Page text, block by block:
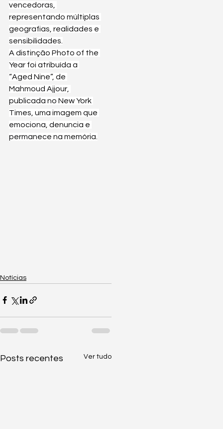
vencedoras,
representando múltiplas
geografias, realidades e
sensibilidades.
A distinção Photo of the
Year foi atribuída a
“Aged Nine”, de
Mahmoud Ajjour,
publicada no New York
Times, uma imagem que
emociona, denuncia e
permanece na memória.
Notícias
Posts recentes Ver tudo